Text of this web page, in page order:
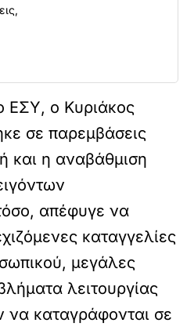
ΕΣΥ, ο Κυριάκος
σε παρεμβάσεις
και η αναβάθμιση
απέφυγε να
καταγγελίες
μεγάλες
λειτουργίας
να καταγράφονται σε